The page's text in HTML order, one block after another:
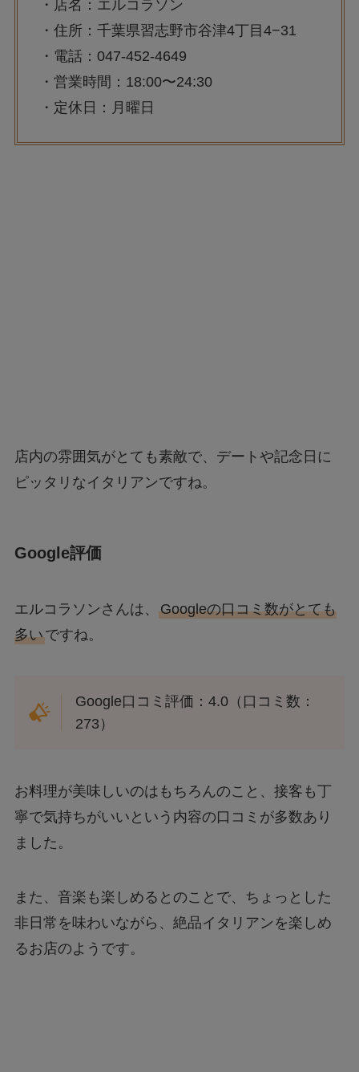
・店名：エルコラソン
・住所：千葉県習志野市谷津4丁目4−31
・電話：047-452-4649
・営業時間：18:00〜24:30
・定休日：月曜日
店内の雰囲気がとても素敵で、デートや記念日に
ピッタリなイタリアンですね。
Google評価
エルコラソンさんは、 Googleの口コミ数がとても
多いですね。
Google口コミ評価：4.0（口コミ数：
273）
お料理が美味しいのはもちろんのこと、接客も丁
寧で気持ちがいいという内容の口コミが多数あり
ました。
また、音楽も楽しめるとのことで、ちょっとした
非日常を味わいながら、絶品イタリアンを楽しめ
るお店のようです。